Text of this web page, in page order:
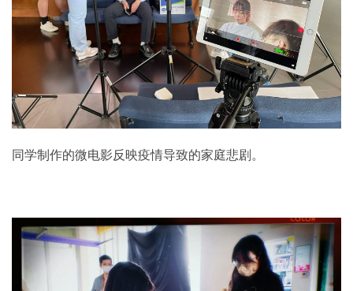
同学制作的微电影反映疫情导致的家庭悲剧。